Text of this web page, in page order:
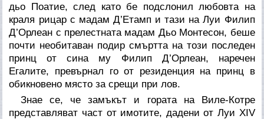
дьо Поатие, след като бе подслонил любовта на
краля рицар с мадам Д’Етамп и тази на Луи Филип
Д’Орлеан с прелестната мадам Дьо Монтесон, беше
почти необитаван подир смъртта на този последен
принц от сина му Филип Д’Орлеан, наречен
Егалите, превърнал го от резиденция на принц в
обикновено място за срещи при лов.
Знае се, че замъкът и гората на Виле-Котре
представляват част от имотите, дадени от Луи XIV